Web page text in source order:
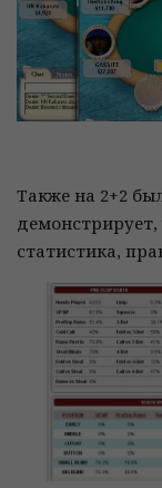
Также на 2+2
демонстрирует,
статистика,